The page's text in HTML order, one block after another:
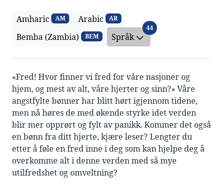
Amharic AM Arabic AR
Bemba (Zambia) BEM Språk
44Språk
«Fred! Hvor finner vi fred for våre nasjoner og
hjem, og mest av alt, våre hjerter og sinn?» Våre
angstfylte bønner har blitt hørt igjennom tidene,
men nå høres de med økende styrke idet verden
blir mer opprørt og fylt av panikk. Kommer det også
en bønn fra ditt hjerte, kjære leser? Lengter du
etter å føle en fred inne i deg som kan hjelpe deg å
overkomme alt i denne verden med så mye
utilfredshet og omveltning?